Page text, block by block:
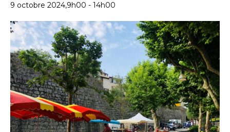
9 octobre 2024,9h00 - 14h00